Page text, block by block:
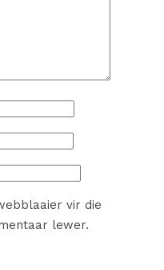
vir die
lewer.